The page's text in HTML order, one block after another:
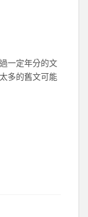
一定年分的文
多的舊文可能